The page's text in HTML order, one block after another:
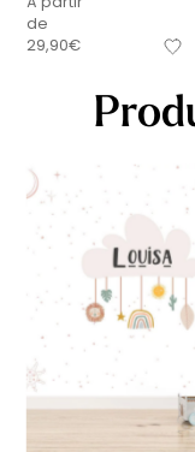
de
29,90€